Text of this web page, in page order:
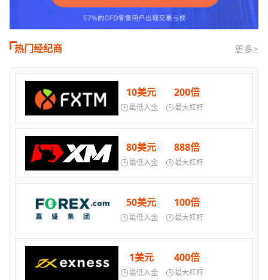
热门经纪商 更多>
10美元
最低入金
200倍
最大杠杆
80美元
最低入金
888倍
最大杠杆
50美元
最低入金
100倍
最大杠杆
1美元
最低入金
400倍
最大杠杆